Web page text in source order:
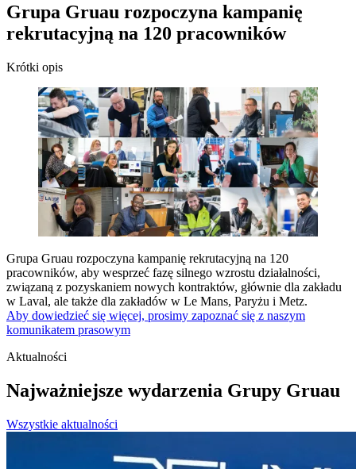
Grupa Gruau rozpoczyna kampanię
rekrutacyjną na 120 pracowników
Krótki opis
Grupa Gruau rozpoczyna kampanię rekrutacyjną na 120
pracowników, aby wesprzeć fazę silnego wzrostu działalności,
związaną z pozyskaniem nowych kontraktów, głównie dla zakładu
w Laval, ale także dla zakładów w Le Mans, Paryżu i Metz.
Aby dowiedzieć się więcej, prosimy zapoznać się z naszym
komunikatem prasowym
Aktualności
Najważniejsze wydarzenia Grupy Gruau
Wszystkie aktualności